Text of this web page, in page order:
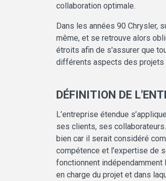
collaboration optimale.
Dans les années 90 Chrysler,
même, et se retrouve alors
étroits afin de s'assurer que
différents aspects des projets
DÉFINITION DE
L’entreprise étendue
ses clients, ses
bien car il serait considéré
compétence et l'expertise de
fonctionnent indépendamment
en charge du projet et dans